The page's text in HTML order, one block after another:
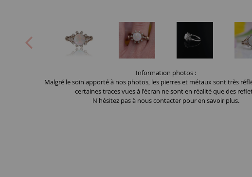
Information photos :
Malgré le soin apporté à nos photos, les pierres et métaux sont très
certaines traces vues à l'écran ne sont en réalité que des
N'hésitez pas à nous contacter pour en savoir plus.